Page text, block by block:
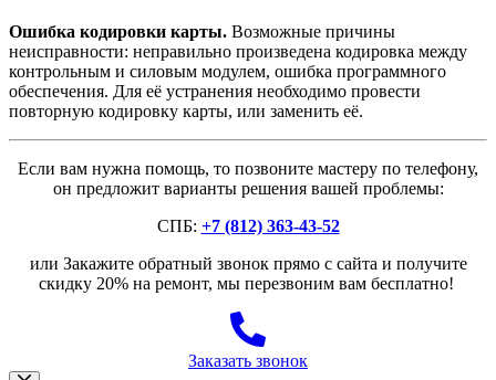
Ошибка кодировки карты. Возможные причины
неисправности: неправильно произведена кодировка между
контрольным и силовым модулем, ошибка программного
обеспечения. Для её устранения необходимо провести
повторную кодировку карты, или заменить её.
Если вам нужна помощь, то позвоните мастеру по телефону,
он предложит варианты решения вашей проблемы:
СПБ: +7 (812) 363-43-52
или Закажите обратный звонок прямо с сайта и получите
скидку 20% на ремонт, мы перезвоним вам бесплатно!
Заказать звонок